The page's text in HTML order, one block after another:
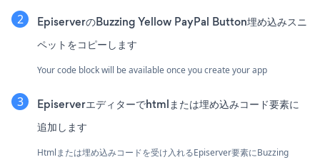
EpiserverのBuzzing Yellow PayPal Button埋め込みスニ
ペットをコピーします
Your code block will be available once you create your app
Episerverエディターでhtmlまたは埋め込みコード要素に
追加します
Htmlまたは埋め込みコードを受け入れるEpiserver要素にBuzzing